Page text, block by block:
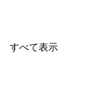
すべて表示